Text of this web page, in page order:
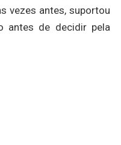
vezes antes, suportou
antes de decidir pela